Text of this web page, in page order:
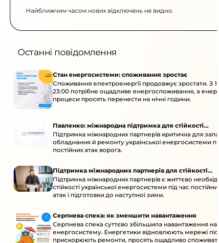
Найближчим часом нових відключень не видно.
Останні повідомлення
Стан енергосистеми: споживання зростає
Споживання електроенергії продовжує зростати. З
23:00 потрібне ощадливе енергоспоживання, а
процеси просять перенести на нічні години.
Павленко: міжнародна підтримка для стійкості
енергосистеми
Підтримка міжнародних партнерів критична для
обладнання й ремонту української енергосистеми
постійних атак ворога.
Підтримка міжнародних партнерів для стійкості
енергосистеми
Підтримка міжнародних партнерів є життєво
стійкості української енергосистеми під час
атак і підготовки до наступної зими.
Серпнева спека: як зменшити навантаження
Серпнева спека суттєво збільшила навантаження на
енергосистему. Енергетики відновлюють мережі
прискорюють ремонти, просять ощадливо